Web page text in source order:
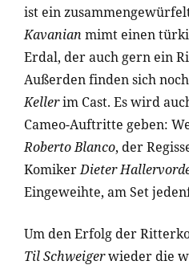
ist ein
Kavanian mimt einen
Erdal, der auch gern ein
Außerden finden sich
Kellerim Cast. Es wird
Cameo-Auftritte geben:
Roberto Blanco, der
KomikerDieter
Eingeweihte, am Set
Um den Erfolg der
Til Schweigerwieder die